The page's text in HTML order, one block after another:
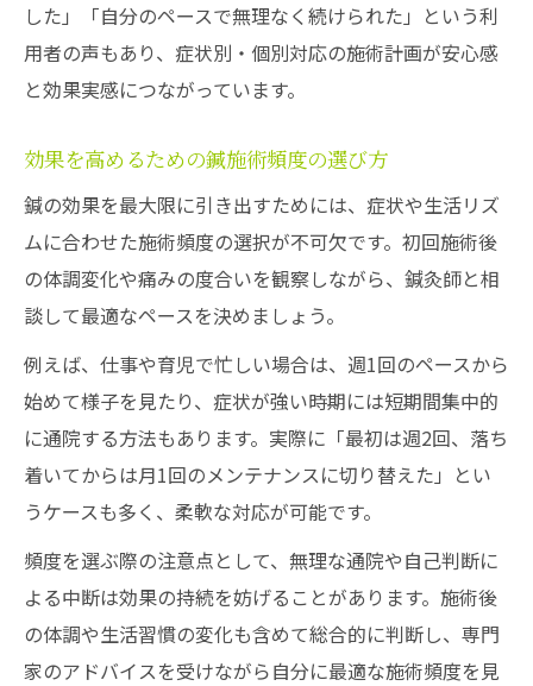
した」「自分のペースで無理なく続けられた」という利
用者の声もあり、症状別・個別対応の施術計画が安心感
と効果実感につながっています。
効果を高めるための鍼施術頻度の選び方
鍼の効果を最大限に引き出すためには、症状や生活リズ
ムに合わせた施術頻度の選択が不可欠です。初回施術後
の体調変化や痛みの度合いを観察しながら、鍼灸師と相
談して最適なペースを決めましょう。
例えば、仕事や育児で忙しい場合は、週1回のペースから
始めて様子を見たり、症状が強い時期には短期間集中的
に通院する方法もあります。実際に「最初は週2回、落ち
着いてからは月1回のメンテナンスに切り替えた」とい
うケースも多く、柔軟な対応が可能です。
頻度を選ぶ際の注意点として、無理な通院や自己判断に
よる中断は効果の持続を妨げることがあります。施術後
の体調や生活習慣の変化も含めて総合的に判断し、専門
家のアドバイスを受けながら自分に最適な施術頻度を見